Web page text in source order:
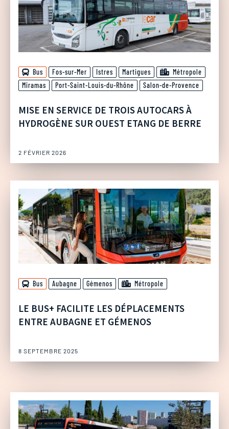
Bus Fos-sur-Mer Istres Martigues
Métropole
Miramas
Port-Saint-Louis-du-Rhône Salon-de-Provence
MISE EN SERVICE DE TROIS AUTOCARS À
HYDROGÈNE SUR OUEST ETANG DE BERRE
2 FÉVRIER 2026
Bus Aubagne Gémenos Métropole
LE BUS+ FACILITE LES DÉPLACEMENTS
ENTRE AUBAGNE ET GÉMENOS
8 SEPTEMBRE 2025